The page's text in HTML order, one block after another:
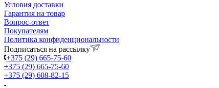
Условия доставки
Гарантия на товар
Вопрос-ответ
Покупателям
Политика конфиденциональности
Подписаться на рассылку
+375 (29) 665-75-60
+375 (29) 665-75-60
+375 (29) 608-82-15